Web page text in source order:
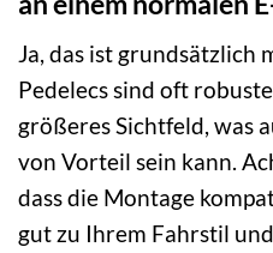
Ja, das ist grundsätzlich
Pedelecs sind oft
größeres Sichtfeld, was
von Vorteil sein kann.
dass die Montage
gut zu Ihrem Fahrstil